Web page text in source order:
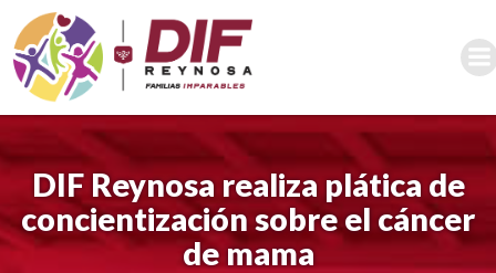
al
contenido
DIF Reynosa realiza plática de
concientización sobre el cáncer
de mama